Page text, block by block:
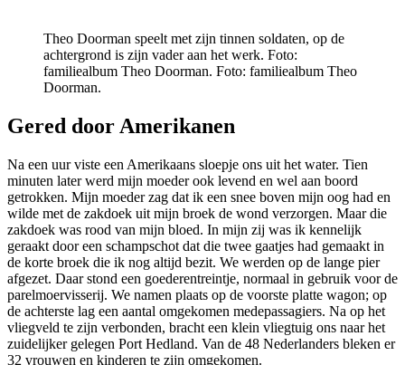
Theo Doorman speelt met zijn tinnen soldaten, op de
achtergrond is zijn vader aan het werk. Foto:
familiealbum Theo Doorman. Foto: familiealbum Theo
Doorman.
Gered door Amerikanen
Na een uur viste een Amerikaans sloepje ons uit het water. Tien
minuten later werd mijn moeder ook levend en wel aan boord
getrokken. Mijn moeder zag dat ik een snee boven mijn oog had en
wilde met de zakdoek uit mijn broek de wond verzorgen. Maar die
zakdoek was rood van mijn bloed. In mijn zij was ik kennelijk
geraakt door een schampschot dat die twee gaatjes had gemaakt in
de korte broek die ik nog altijd bezit. We werden op de lange pier
afgezet. Daar stond een goederentreintje, normaal in gebruik voor de
parelmoervisserij. We namen plaats op de voorste platte wagon; op
de achterste lag een aantal omgekomen medepassagiers. Na op het
vliegveld te zijn verbonden, bracht een klein vliegtuig ons naar het
zuidelijker gelegen Port Hedland. Van de 48 Nederlanders bleken er
32 vrouwen en kinderen te zijn omgekomen.